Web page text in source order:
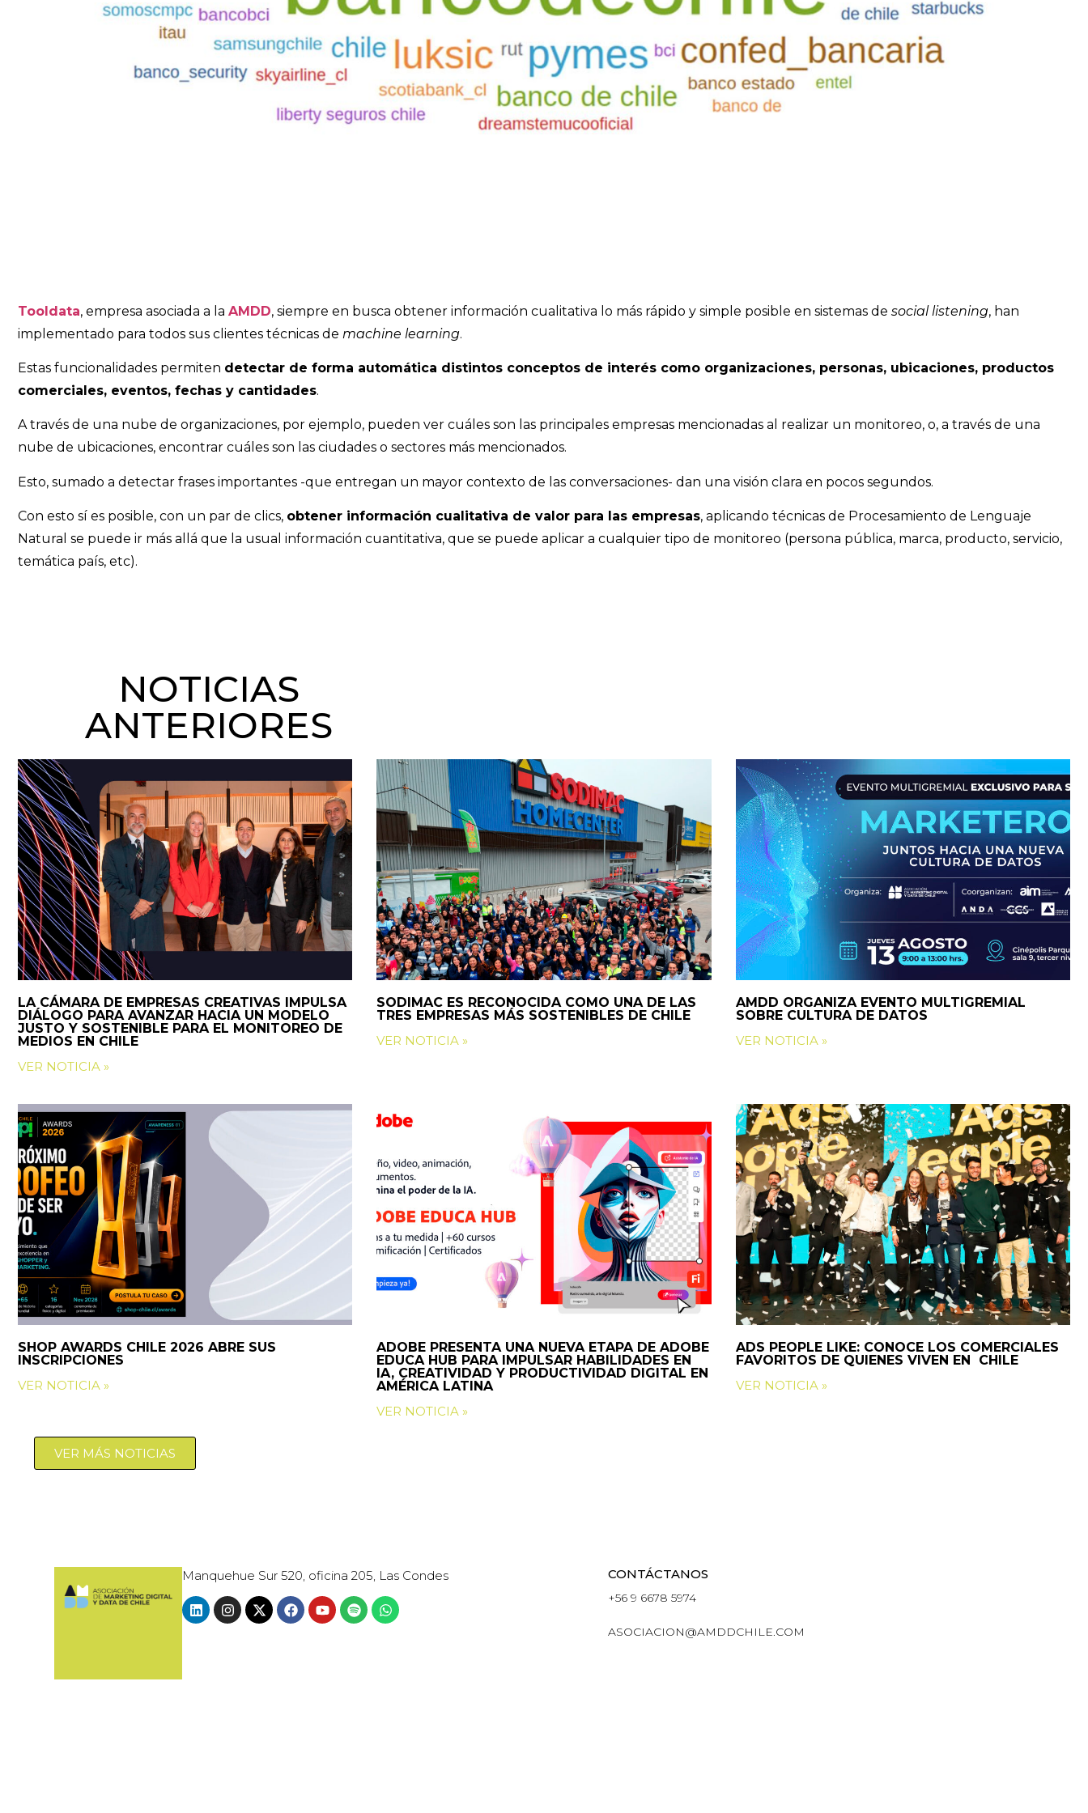
Tooldata, empresa asociada a la AMDD, siempre en busca obtener información cualitativa lo más rápido y simple posible en sistemas de social listening, han
implementado para todos sus clientes técnicas de machine learning.
Estas funcionalidades permiten detectar de forma automática distintos conceptos de interés como organizaciones, personas, ubicaciones, productos
comerciales, eventos, fechas y cantidades.
A través de una nube de organizaciones, por ejemplo, pueden ver cuáles son las principales empresas mencionadas al realizar un monitoreo, o, a través de una
nube de ubicaciones, encontrar cuáles son las ciudades o sectores más mencionados.
Esto, sumado a detectar frases importantes -que entregan un mayor contexto de las conversaciones- dan una visión clara en pocos segundos.
Con esto sí es posible, con un par de clics, obtener información cualitativa de valor para las empresas, aplicando técnicas de Procesamiento de Lenguaje
Natural se puede ir más allá que la usual información cuantitativa, que se puede aplicar a cualquier tipo de monitoreo (persona pública, marca, producto, servicio,
temática país, etc).
NOTICIAS
ANTERIORES
LA CÁMARA DE EMPRESAS CREATIVAS IMPULSA
DIÁLOGO PARA AVANZAR HACIA UN MODELO
JUSTO Y SOSTENIBLE PARA EL MONITOREO DE
MEDIOS EN CHILE
VER NOTICIA »
SODIMAC ES RECONOCIDA COMO UNA DE LAS
TRES EMPRESAS MÁS SOSTENIBLES DE CHILE
VER NOTICIA »
AMDD ORGANIZA EVENTO MULTIGREMIAL
SOBRE CULTURA DE DATOS
VER NOTICIA »
SHOP AWARDS CHILE 2026 ABRE SUS
INSCRIPCIONES
VER NOTICIA »
ADOBE PRESENTA UNA NUEVA ETAPA DE ADOBE
EDUCA HUB PARA IMPULSAR HABILIDADES EN
IA, CREATIVIDAD Y PRODUCTIVIDAD DIGITAL EN
AMÉRICA LATINA
VER NOTICIA »
ADS PEOPLE LIKE: CONOCE LOS COMERCIALES
FAVORITOS DE QUIENES VIVEN EN CHILE
VER NOTICIA »
VER MÁS NOTICIAS
Manquehue Sur 520, oficina 205, Las Condes CONTÁCTANOS
+56 9 6678 5974
ASOCIACION@AMDDCHILE.COM